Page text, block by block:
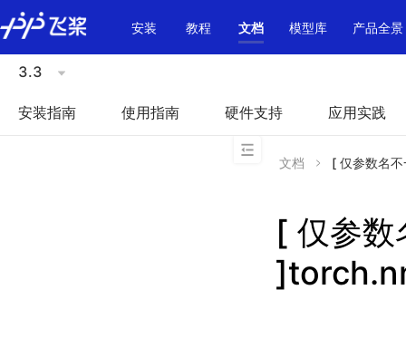
\u200E
安装
教程 文档 模型库 产品全景
3.3
安装指南 使用指南 硬件支持 应用实践
文档 [ 仅参数名
[ 仅参数